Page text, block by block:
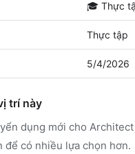
🎓 Thực
Thực tập
5/4/2026
trí này
dụng mới cho
để có nhiều lựa chọn hơn.